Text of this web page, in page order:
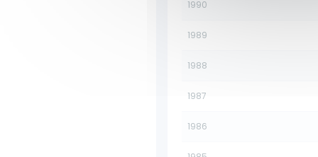
1990
1989
1988
1987
1986